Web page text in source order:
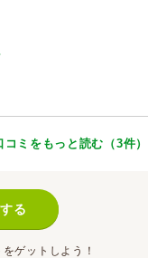
コミをもっと読む（3件）
る
をゲットしよう！